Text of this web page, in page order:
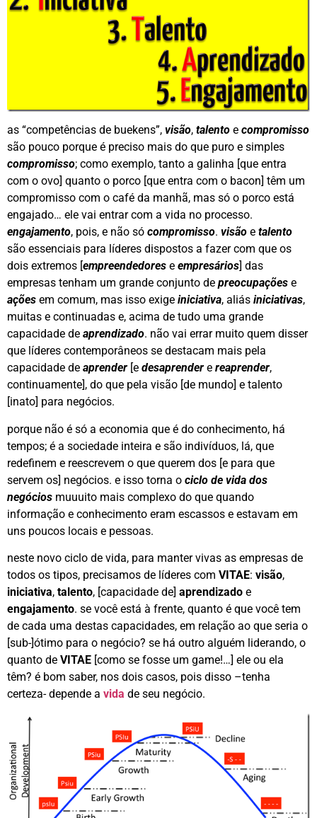
as “competências de buekens”, visão, talento e compromisso
são pouco porque é preciso mais do que puro e simples
compromisso; como exemplo, tanto a galinha [que entra
com o ovo] quanto o porco [que entra com o bacon] têm um
compromisso com o café da manhã, mas só o porco está
engajado… ele vai entrar com a vida no processo.
engajamento, pois, e não só compromisso. visão e talento
são essenciais para líderes dispostos a fazer com que os
dois extremos [empreendedores e empresários] das
empresas tenham um grande conjunto de preocupações e
ações em comum, mas isso exige iniciativa, aliás iniciativas,
muitas e continuadas e, acima de tudo uma grande
capacidade de aprendizado. não vai errar muito quem disser
que líderes contemporâneos se destacam mais pela
capacidade de aprender [e desaprender e reaprender,
continuamente], do que pela visão [de mundo] e talento
[inato] para negócios.
porque não é só a economia que é do conhecimento, há
tempos; é a sociedade inteira e são indivíduos, lá, que
redefinem e reescrevem o que querem dos [e para que
servem os] negócios. e isso torna o ciclo de vida dos
negócios muuuito mais complexo do que quando
informação e conhecimento eram escassos e estavam em
uns poucos locais e pessoas.
neste novo ciclo de vida, para manter vivas as empresas de
todos os tipos, precisamos de líderes com VITAE: visão,
iniciativa, talento, [capacidade de] aprendizado e
engajamento. se você está à frente, quanto é que você tem
de cada uma destas capacidades, em relação ao que seria o
[sub-]ótimo para o negócio? se há outro alguém liderando, o
quanto de VITAE [como se fosse um game!…] ele ou ela
têm? é bom saber, nos dois casos, pois disso –tenha
certeza- depende a vida de seu negócio.